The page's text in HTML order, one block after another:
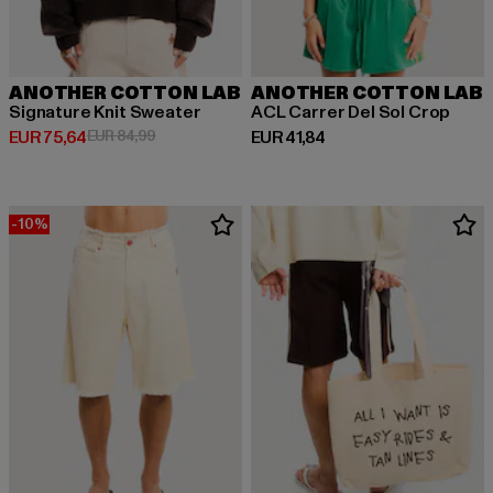
ANOTHER COTTON LAB
Signature Knit Sweater
EUR 75,64
Huidige prijs: EUR 75,64
EUR 84,99Actieprijs: EUR 84,99
ANOTHER COTTON LAB
ACL Carrer Del Sol Crop
EUR 41,84
Huidige prijs: EUR 41,84
-10%